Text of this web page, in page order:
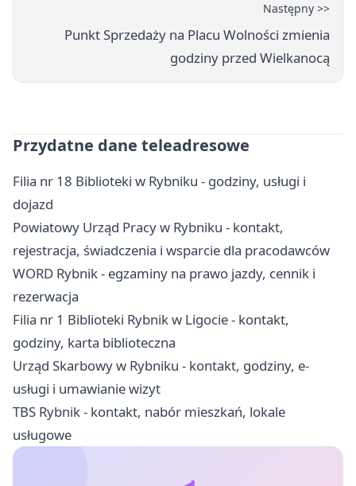
Następny >>
Punkt Sprzedaży na Placu Wolności zmienia
godziny przed Wielkanocą
Przydatne dane teleadresowe
Filia nr 18 Biblioteki w Rybniku - godziny, usługi i
dojazd
Powiatowy Urząd Pracy w Rybniku - kontakt,
rejestracja, świadczenia i wsparcie dla pracodawców
WORD Rybnik - egzaminy na prawo jazdy, cennik i
rezerwacja
Filia nr 1 Biblioteki Rybnik w Ligocie - kontakt,
godziny, karta biblioteczna
Urząd Skarbowy w Rybniku - kontakt, godziny, e-
usługi i umawianie wizyt
TBS Rybnik - kontakt, nabór mieszkań, lokale
usługowe